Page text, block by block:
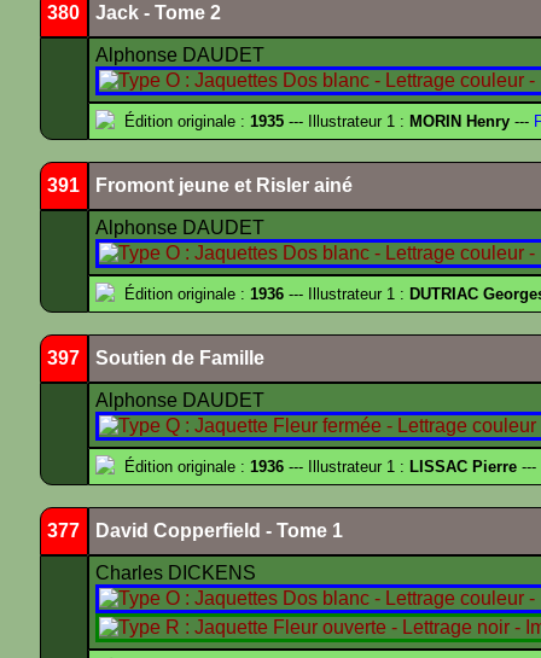
380 Jack - Tome 2
Alphonse DAUDET
Édition originale : 1935 --- Illustrateur 1 : MORIN Henry ---
391 Fromont jeune et Risler ainé
Alphonse DAUDET
Édition originale : 1936 --- Illustrateur 1 : DUTRIAC
397 Soutien de Famille
Alphonse DAUDET
Édition originale : 1936 --- Illustrateur 1 : LISSAC Pierre ---
377 David Copperfield - Tome 1
Charles DICKENS